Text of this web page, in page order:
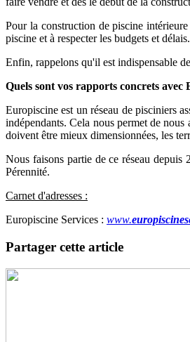
Pour la construction de piscine
piscine et à respecter les budgets et délais.
Enfin, rappelons qu'il est indispensable
Quels sont vos rapports concrets avec
Europiscine est un réseau de pisciniers
indépendants. Cela nous permet de
doivent être mieux dimensionnées, les
Nous faisons partie de ce réseau
Pérennité.
Carnet d'adresses :
Europiscine Services : www.
Partager cette article